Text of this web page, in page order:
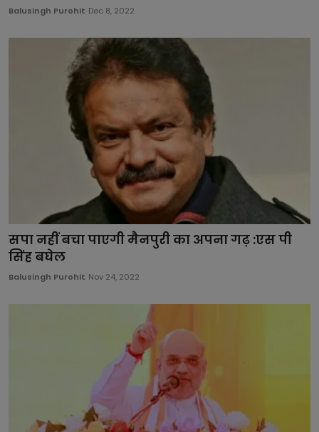
Balusingh Purohit Dec 8, 2022
सपा नहीं बचा पाएगी मैनपुरी का अपना गढ़ :एस पी
सिंह बघेल
Balusingh Purohit Nov 24, 2022